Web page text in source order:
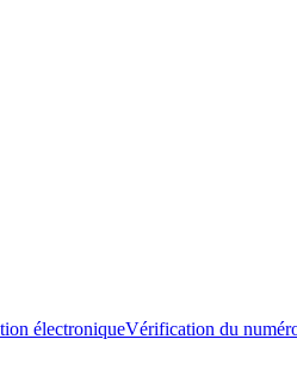
électroniqueVérification du